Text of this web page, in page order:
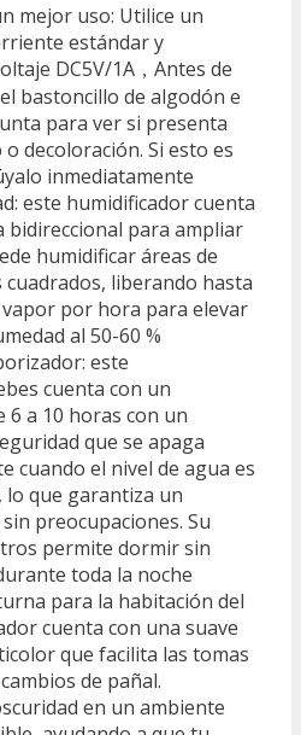
mejor uso: Utilice un
estándar y
DC5V/1A，Antes de
bastoncillo de algodón e
para ver si presenta
decoloración. Si esto es
inmediatamente
este humidificador cuenta
bidireccional para ampliar
humidificar áreas de
liberando hasta
por hora para elevar
al 50-60 %
este
cuenta con un
a 10 horas con un
que se apaga
cuando el nivel de agua es
lo que garantiza un
preocupaciones. Su
permite dormir sin
toda la noche
para la habitación del
cuenta con una suave
que facilita las tomas
de pañal.
en un ambiente